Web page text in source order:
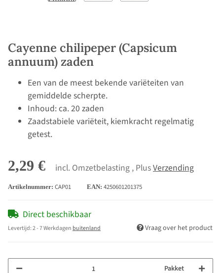
Cayenne chilipeper (Capsicum
annuum) zaden
Een van de meest bekende variëteiten van
gemiddelde scherpte.
Inhoud: ca. 20 zaden
Zaadstabiele variëteit, kiemkracht regelmatig
getest.
2,29 € incl. Omzetbelasting , PlusVerzending
Artikelnummer: CAP01 EAN: 4250601201375
Direct beschikbaar
Levertijd:2 - 7 Werkdagen buitenland Vraag over het product
Pakket